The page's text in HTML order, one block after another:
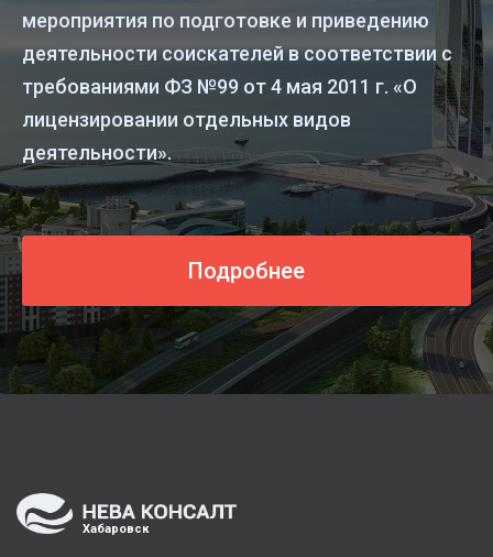
мероприятия по подготовке и приведению
деятельности соискателей в соответствии с
требованиями ФЗ №99 от 4 мая 2011 г. «О
лицензировании отдельных видов
деятельности».
Подробнее
Хабаровск